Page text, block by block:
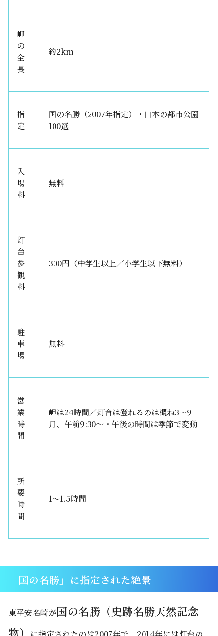
岬
の
全
長
約2km
指
定
国の名勝（2007年指定）・日本の都市公園
100選
入
場
料
無料
灯
台
参
観
料
300円（中学生以上／小学生以下無料）
駐
車
場
無料
営
業
時
間
岬は24時間／灯台は登れるのは概ね3〜9
月、午前9:30〜・午後の時間は季節で変動
所
要
時
間
1〜1.5時間
「国の名勝」に指定された絶景
東平安名崎が国の名勝（史跡名勝天然記念
物）